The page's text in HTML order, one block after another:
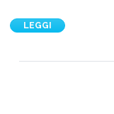
LEGGI